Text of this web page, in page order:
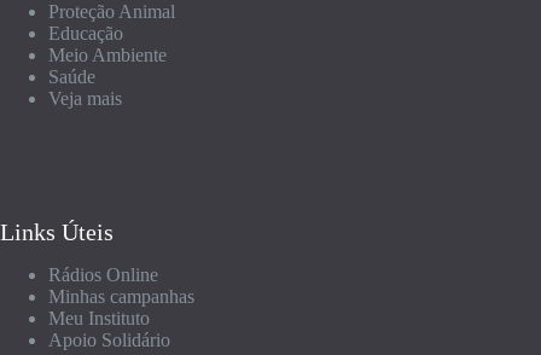
Proteção Animal
Educação
Meio Ambiente
Saúde
Veja mais
Links Úteis
Rádios Online
Minhas campanhas
Meu Instituto
Apoio Solidário